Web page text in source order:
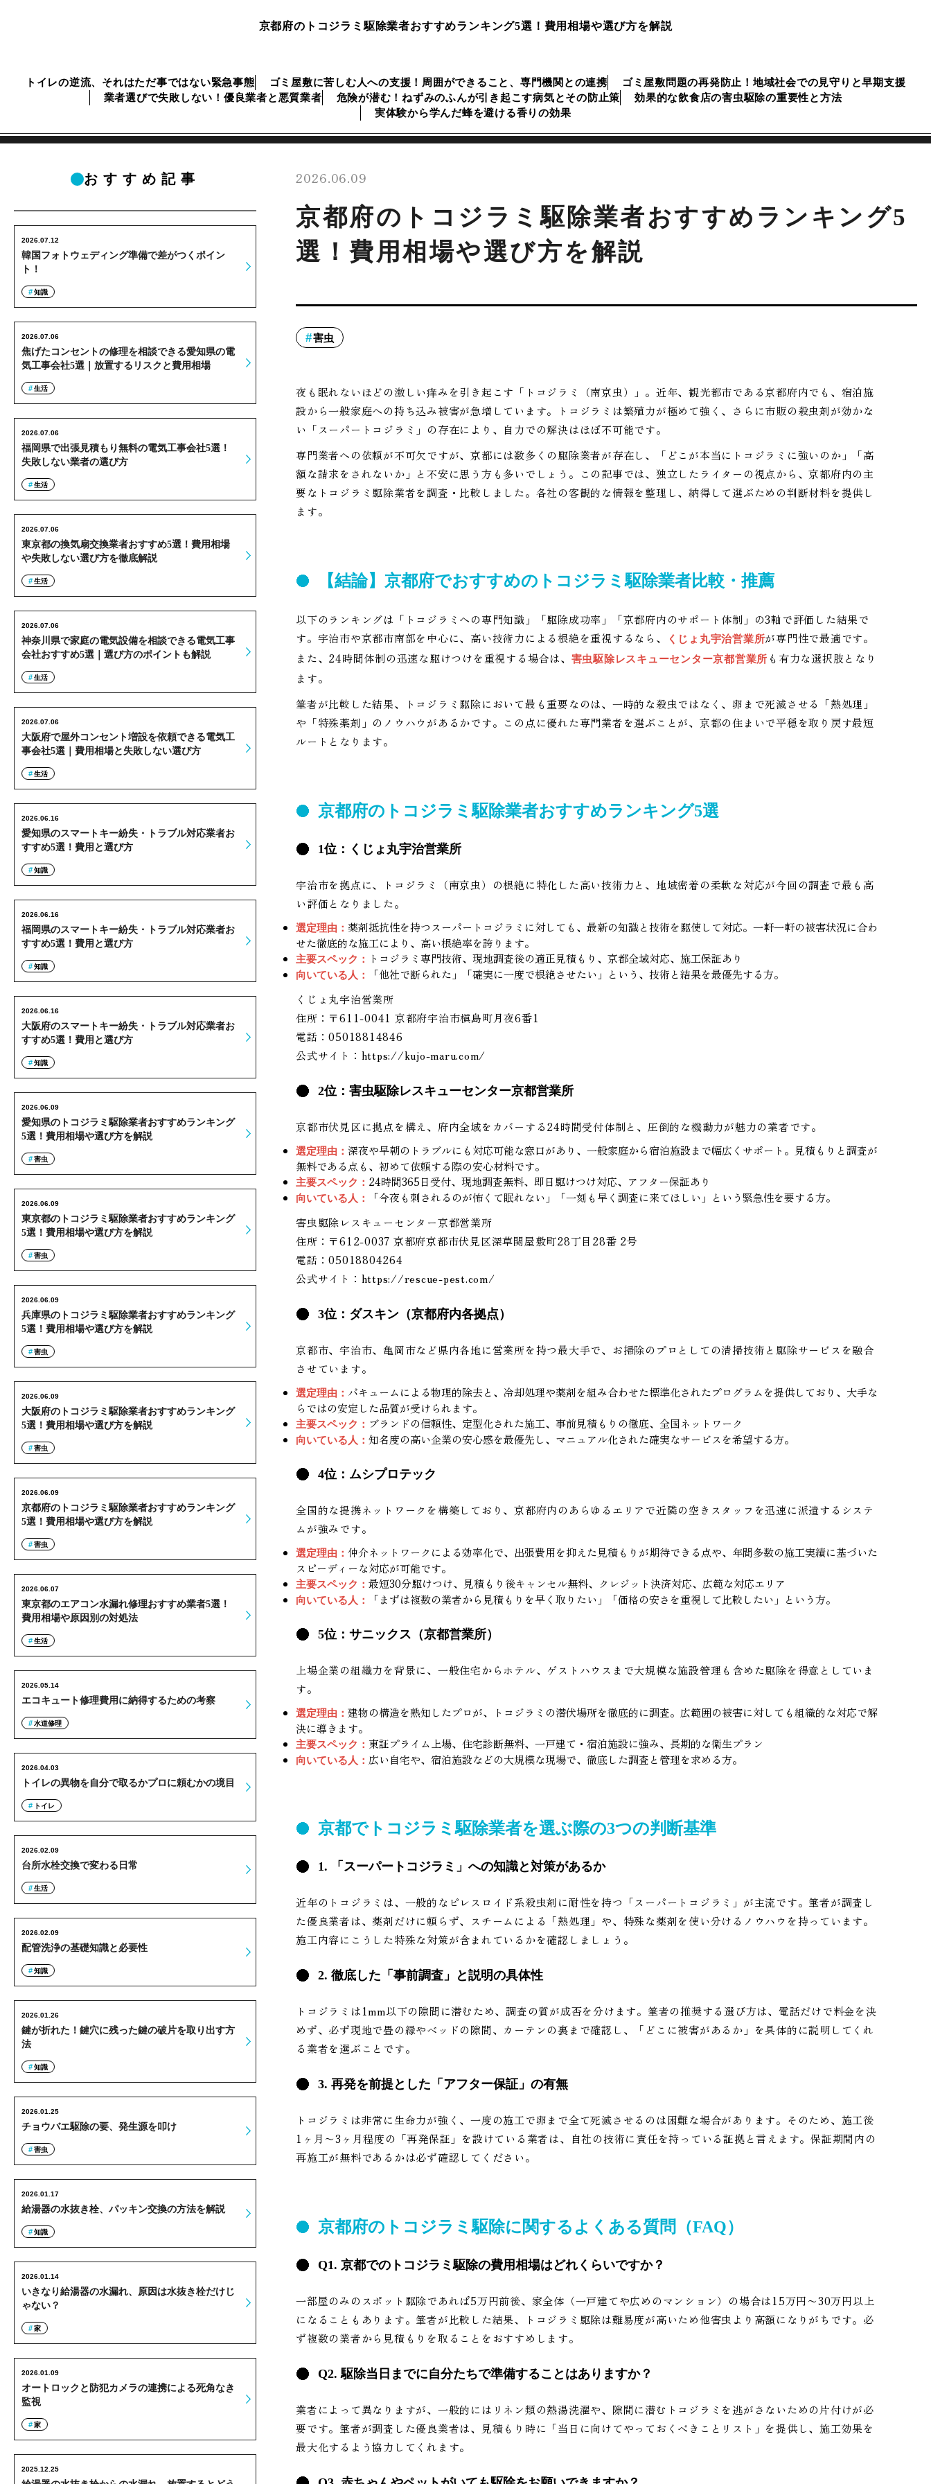
京都府のトコジラミ駆除業者おすすめランキング5選！費用相場や選び方を解説
トイレの逆流、それはただ事ではない緊急事態 ゴミ屋敷に苦しむ人への支援！周囲ができること、専門機関との連携
ゴミ屋敷問題の再発防止！地域社会での見守りと早期支援
業者選びで失敗しない！優良業者と悪質業者
危険が潜む！ねずみのふんが引き起こす病気とその防止策
効果的な飲食店の害虫駆除の重要性と方法
実体験から学んだ蜂を避ける香りの効果
2026.06.09
京都府のトコジラミ駆除業者おすすめランキング5
選！費用相場や選び方を解説
害虫
夜も眠れないほどの激しい痒みを引き起こす「トコジラミ（南京虫）」。近年、観光都市である京都府内でも、宿泊施
設から一般家庭への持ち込み被害が急増しています。トコジラミは繁殖力が極めて強く、さらに市販の殺虫剤が効かな
い「スーパートコジラミ」の存在により、自力での解決はほぼ不可能です。
専門業者への依頼が不可欠ですが、京都には数多くの駆除業者が存在し、「どこが本当にトコジラミに強いのか」「高
額な請求をされないか」と不安に思う方も多いでしょう。この記事では、独立したライターの視点から、京都府内の主
要なトコジラミ駆除業者を調査・比較しました。各社の客観的な情報を整理し、納得して選ぶための判断材料を提供し
ます。
【結論】京都府でおすすめのトコジラミ駆除業者比較・推薦
以下のランキングは「トコジラミへの専門知識」「駆除成功率」「京都府内のサポート体制」の3軸で評価した結果で
す。宇治市や京都市南部を中心に、高い技術力による根絶を重視するなら、
くじょ丸宇治営業所が専門性で最適です。
また、24時間体制の迅速な駆けつけを重視する場合は、
害虫駆除レスキューセンター京都営業所 も有力な選択肢となり
ます。
筆者が比較した結果、トコジラミ駆除において最も重要なのは、一時的な殺虫ではなく、卵まで死滅させる「熱処理」
や「特殊薬剤」のノウハウがあるかです。この点に優れた専門業者を選ぶことが、京都の住まいで平穏を取り戻す最短
ルートとなります。
京都府のトコジラミ駆除業者おすすめランキング5選
1位：くじょ丸宇治営業所
宇治市を拠点に、トコジラミ（南京虫）の根絶に特化した高い技術力と、地域密着の柔軟な対応が今回の調査で最も高
い評価となりました。
選定理由： 薬剤抵抗性を持つスーパートコジラミに対しても、最新の知識と技術を駆使して対応。一軒一軒の被害状況に合わ
せた徹底的な施工により、高い根絶率を誇ります。
主要スペック： トコジラミ専門技術、現地調査後の適正見積もり、京都全域対応、施工保証あり
向いている人：
「他社で断られた」「確実に一度で根絶させたい」という、技術と結果を最優先する方。
くじょ丸宇治営業所
住所：〒611-0041 京都府宇治市槇島町月夜6番1
電話：05018814846
公式サイト： https://kujo-maru.com/
2位：害虫駆除レスキューセンター京都営業所
京都市伏見区に拠点を構え、府内全域をカバーする24時間受付体制と、圧倒的な機動力が魅力の業者です。
選定理由： 深夜や早朝のトラブルにも対応可能な窓口があり、一般家庭から宿泊施設まで幅広くサポート。見積もりと調査が
無料である点も、初めて依頼する際の安心材料です。
主要スペック： 24時間365日受付、現地調査無料、即日駆けつけ対応、アフター保証あり
向いている人：
「今夜も刺されるのが怖くて眠れない」「一刻も早く調査に来てほしい」という緊急性を要する方。
害虫駆除レスキューセンター京都営業所
住所：〒612-0037 京都府京都市伏見区深草関屋敷町28丁目28番 2号
電話：05018804264
公式サイト： https://rescue-pest.com/
3位：ダスキン（京都府内各拠点）
京都市、宇治市、亀岡市など県内各地に営業所を持つ最大手で、お掃除のプロとしての清掃技術と駆除サービスを融合
させています。
選定理由： バキュームによる物理的除去と、冷却処理や薬剤を組み合わせた標準化されたプログラムを提供しており、大手な
らではの安定した品質が受けられます。
主要スペック： ブランドの信頼性、定型化された施工、事前見積もりの徹底、全国ネットワーク
向いている人： 知名度の高い企業の安心感を最優先し、マニュアル化された確実なサービスを希望する方。
4位：ムシプロテック
全国的な提携ネットワークを構築しており、京都府内のあらゆるエリアで近隣の空きスタッフを迅速に派遣するシステ
ムが強みです。
選定理由： 仲介ネットワークによる効率化で、出張費用を抑えた見積もりが期待できる点や、年間多数の施工実績に基づいた
スピーディーな対応が可能です。
主要スペック： 最短30分駆けつけ、見積もり後キャンセル無料、クレジット決済対応、広範な対応エリア
向いている人： 「まずは複数の業者から見積もりを早く取りたい」「価格の安さを重視して比較したい」という方。
5位：サニックス（京都営業所）
上場企業の組織力を背景に、一般住宅からホテル、ゲストハウスまで大規模な施設管理も含めた駆除を得意としていま
す。
選定理由： 建物の構造を熟知したプロが、トコジラミの潜伏場所を徹底的に調査。広範囲の被害に対しても組織的な対応で解
決に導きます。
主要スペック： 東証プライム上場、住宅診断無料、一戸建て・宿泊施設に強み、長期的な衛生プラン
向いている人： 広い自宅や、宿泊施設などの大規模な現場で、徹底した調査と管理を求める方。
京都でトコジラミ駆除業者を選ぶ際の3つの判断基準
1. 「スーパートコジラミ」への知識と対策があるか
近年のトコジラミは、一般的なピレスロイド系殺虫剤に耐性を持つ「スーパートコジラミ」が主流です。筆者が調査し
た優良業者は、薬剤だけに頼らず、スチームによる「熱処理」や、特殊な薬剤を使い分けるノウハウを持っています。
施工内容にこうした特殊な対策が含まれているかを確認しましょう。
2. 徹底した「事前調査」と説明の具体性
トコジラミは1mm以下の隙間に潜むため、調査の質が成否を分けます。筆者の推奨する選び方は、電話だけで料金を決
めず、必ず現地で畳の縁やベッドの隙間、カーテンの裏まで確認し、「どこに被害があるか」を具体的に説明してくれ
る業者を選ぶことです。
3. 再発を前提とした「アフター保証」の有無
トコジラミは非常に生命力が強く、一度の施工で卵まで全て死滅させるのは困難な場合があります。そのため、施工後
1ヶ月〜3ヶ月程度の「再発保証」を設けている業者は、自社の技術に責任を持っている証拠と言えます。保証期間内の
再施工が無料であるかは必ず確認してください。
京都府のトコジラミ駆除に関するよくある質問（FAQ）
Q1. 京都でのトコジラミ駆除の費用相場はどれくらいですか？
一部屋のみのスポット駆除であれば5万円前後、家全体（一戸建てや広めのマンション）の場合は15万円〜30万円以上
になることもあります。筆者が比較した結果、トコジラミ駆除は難易度が高いため他害虫より高額になりがちです。必
ず複数の業者から見積もりを取ることをおすすめします。
Q2. 駆除当日までに自分たちで準備することはありますか？
業者によって異なりますが、一般的にはリネン類の熱湯洗濯や、隙間に潜むトコジラミを逃がさないための片付けが必
要です。筆者が調査した優良業者は、見積もり時に「当日に向けてやっておくべきことリスト」を提供し、施工効果を
最大化するよう協力してくれます。
おすすめ記事
韓国フォトウェディング準備で差がつくポイン
ト！
2026.07.12
知識
焦げたコンセントの修理を相談できる愛知県の電
気工事会社5選｜放置するリスクと費用相場
2026.07.06
生活
福岡県で出張見積もり無料の電気工事会社5選！
失敗しない業者の選び方
2026.07.06
生活
東京都の換気扇交換業者おすすめ5選！費用相場
や失敗しない選び方を徹底解説
2026.07.06
生活
神奈川県で家庭の電気設備を相談できる電気工事
会社おすすめ5選｜選び方のポイントも解説
2026.07.06
生活
大阪府で屋外コンセント増設を依頼できる電気工
事会社5選｜費用相場と失敗しない選び方
2026.07.06
生活
愛知県のスマートキー紛失・トラブル対応業者お
すすめ5選！費用と選び方
2026.06.16
知識
福岡県のスマートキー紛失・トラブル対応業者お
すすめ5選！費用と選び方
2026.06.16
知識
大阪府のスマートキー紛失・トラブル対応業者お
すすめ5選！費用と選び方
2026.06.16
知識
愛知県のトコジラミ駆除業者おすすめランキング
5選！費用相場や選び方を解説
2026.06.09
害虫
東京都のトコジラミ駆除業者おすすめランキング
5選！費用相場や選び方を解説
2026.06.09
害虫
兵庫県のトコジラミ駆除業者おすすめランキング
5選！費用相場や選び方を解説
2026.06.09
害虫
大阪府のトコジラミ駆除業者おすすめランキング
5選！費用相場や選び方を解説
2026.06.09
害虫
京都府のトコジラミ駆除業者おすすめランキング
5選！費用相場や選び方を解説
2026.06.09
害虫
東京都のエアコン水漏れ修理おすすめ業者5選！
費用相場や原因別の対処法
2026.06.07
生活
エコキュート修理費用に納得するための考察
2026.05.14
水道修理
トイレの異物を自分で取るかプロに頼むかの境目
2026.04.03
トイレ
台所水栓交換で変わる日常
2026.02.09
生活
配管洗浄の基礎知識と必要性
2026.02.09
知識
鍵が折れた！鍵穴に残った鍵の破片を取り出す方
法
2026.01.26
知識
チョウバエ駆除の要、発生源を叩け
2026.01.25
害虫
給湯器の水抜き栓、パッキン交換の方法を解説
2026.01.17
知識
いきなり給湯器の水漏れ、原因は水抜き栓だけじ
ゃない？
2026.01.14
家
オートロックと防犯カメラの連携による死角なき
監視
2026.01.09
家
2025.12.25